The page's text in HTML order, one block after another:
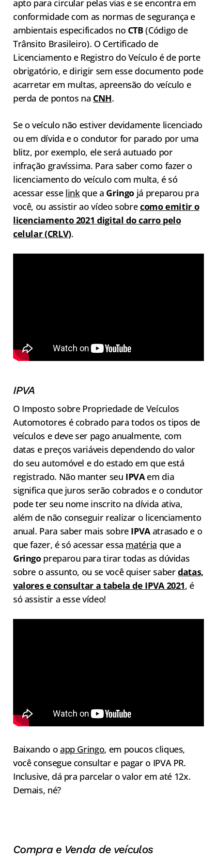
apto para circular pelas vias e se encontra em
conformidade com as normas de segurança e
ambientais especificados no CTB(Código de
Trânsito Brasileiro). O Certificado de
Licenciamento e Registro do Veículo é de porte
obrigatório, e dirigir sem esse documento pode
acarretar em multas, apreensão do veículo e
perda de pontos na CNH.
Se o veículo não estiver devidamente licenciado
ou em dívida e o condutor for parado por uma
blitz, por exemplo, ele será autuado por
infração gravíssima. Para saber como fazer o
licenciamento do veículo com multa, é só
acessar esse linkque a Gringo já preparou pra
você, ou assistir ao vídeo sobrecomo emitir o
licenciamento 2021 digital do carro pelo
celular (CRLV).
IPVA
O Imposto sobre Propriedade de Veículos
Automotores é cobrado para todos os tipos de
veículos e deve ser pago anualmente, com
datas e preços variáveis dependendo do valor
do seu automóvel e do estado em que está
registrado. Não manter seu IPVAem dia
significa que juros serão cobrados e o condutor
pode ter seu nome inscrito na dívida ativa,
além de não conseguir realizar o licenciamento
anual. Para saber mais sobre IPVA atrasado e o
que fazer, é só acessar essa matéria que a
Gringopreparou para tirar todas as dúvidas
sobre o assunto, ou se você quiser saberdatas,
valores e consultar a tabela de IPVA 2021, é
só assistir a esse vídeo!
Baixando o app Gringo, em poucos cliques,
você consegue consultar e pagar o IPVA PR.
Inclusive, dá pra parcelar o valor em até 12x.
Demais, né?
Compra e Venda de veículos